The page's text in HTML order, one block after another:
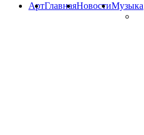
Музыка
Новости
Главная
Арт